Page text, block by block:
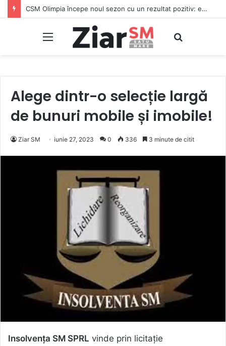
CSM Olimpia începe noul sezon cu un rezultat pozitiv: egal în deplasare cu CSC Dumbrăvița
Meniu
Alege dintr-o selecție largă
de bunuri mobile și imobile!
Ziar SM iunie 27, 2023 0 336 3 minute de citit
Insolvenţa SM SPRL vinde prin licitaţie